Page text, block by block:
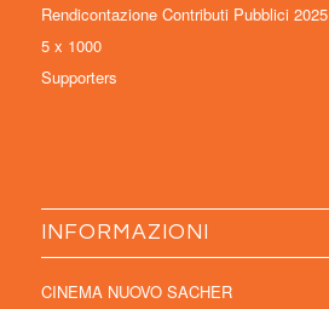
Rendicontazione Contributi Pubblici 2025
5 x 1000
Supporters
INFORMAZIONI
CINEMA NUOVO SACHER